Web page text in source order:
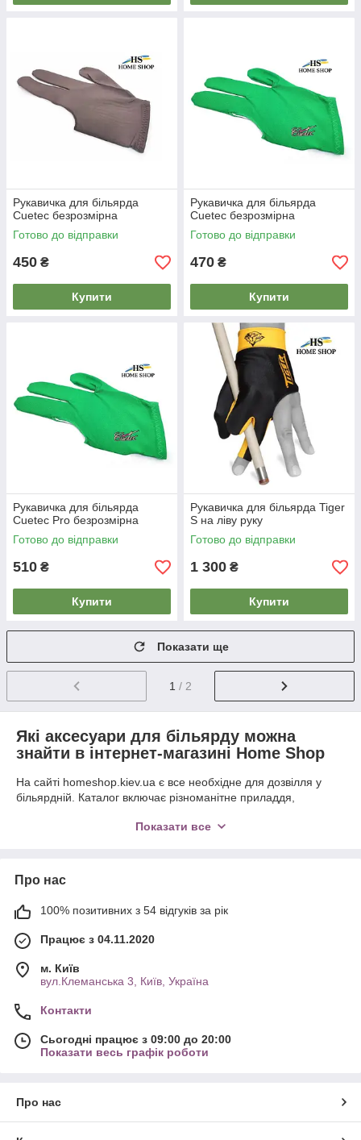
Рукавичка для більярда
Cuetec безрозмірна
Готово до відправки
450 ₴
Купити
Рукавичка для більярда
Cuetec безрозмірна
Готово до відправки
470 ₴
Купити
Рукавичка для більярда
Cuetec Pro безрозмірна
Готово до відправки
510 ₴
Купити
Рукавичка для більярда Tiger
S на ліву руку
Готово до відправки
1 300 ₴
Купити
Показати ще
1 / 2
Які аксесуари для більярду можна
знайти в інтернет-магазині Home Shop
На сайті homeshop.kiev.ua є все необхідне для дозвілля у
більярдній. Каталог включає різноманітне приладдя,
киями. Ми пропонуємо якісні товари, щоб партія була
хватку та контроль під час гри.
ударом.
Асортимент включає кулі різних розмірів і матеріалів,
Трикутник сформує ідеальну піраміду, що дозволить
рівно розподілити кулі перед початком партії.
Ми пропонуємо широкий каталог київ різних моделей та
варіант.
Вони відіграють важливу роль, впливаючи на точність удару.
Показати все
Про нас
100% позитивних з 54 відгуків за рік
Працює з 04.11.2020
м. Київ
вул.Клеманська 3, Київ, Україна
Контакти
Сьогодні працює з 09:00 до 20:00
Показати весь графік роботи
Про нас